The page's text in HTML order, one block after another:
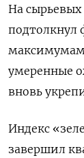
На
подтолкнул
умеренные
вновь
Индекс
завершил